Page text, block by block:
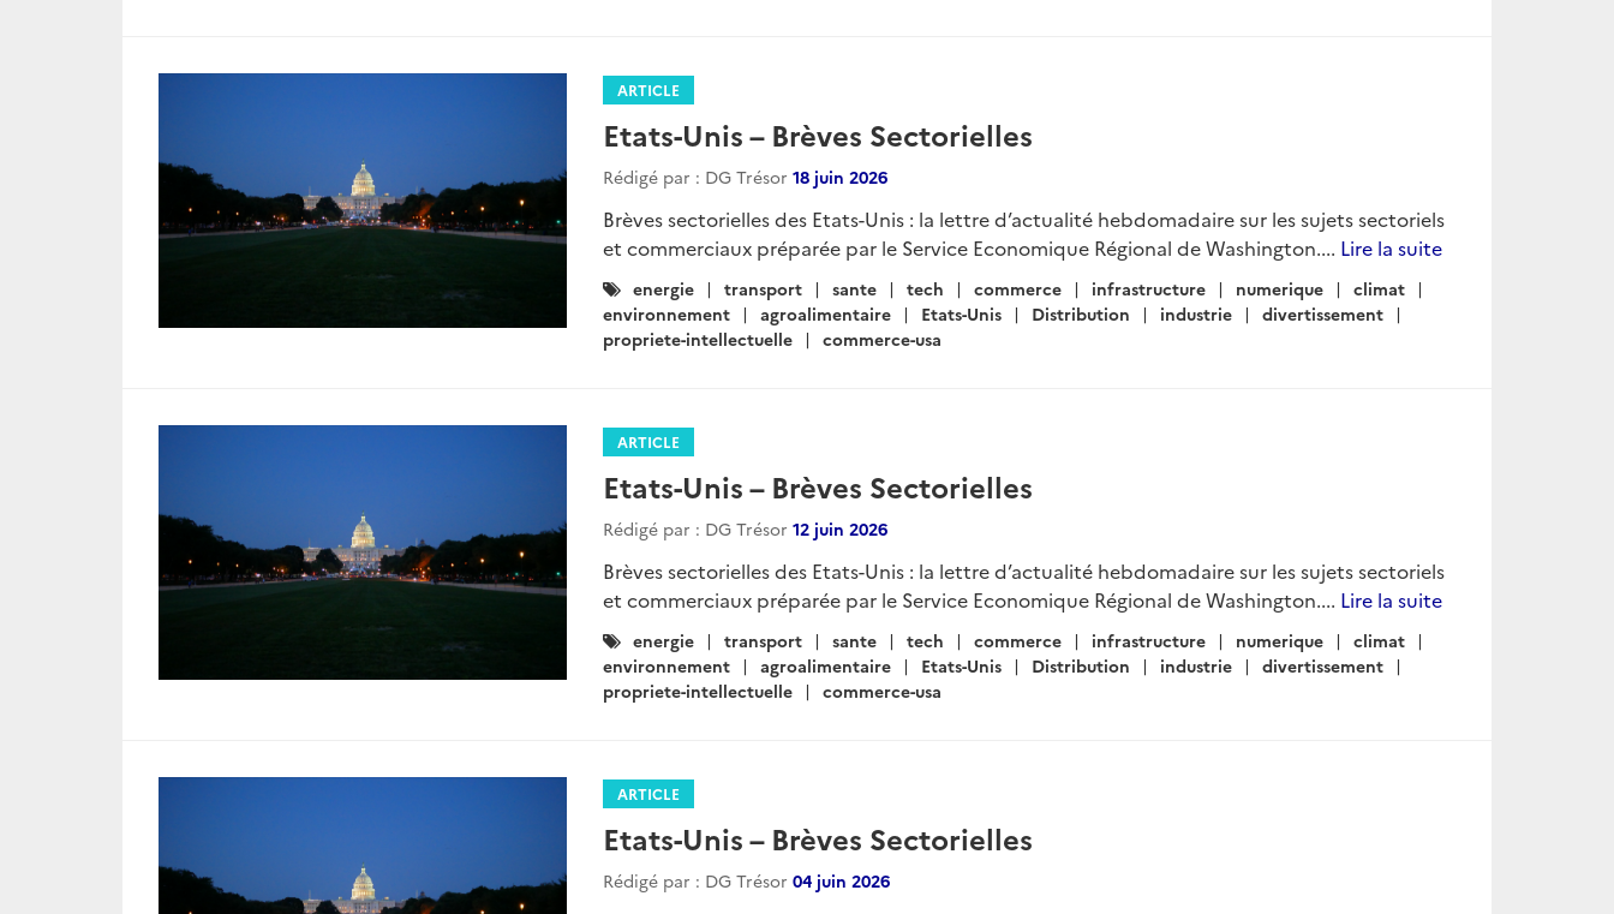
ARTICLE
Etats-Unis – Brèves Sectorielles
Rédigé par : DG Trésor 18 juin 2026
Brèves sectorielles des Etats-Unis : la lettre d’actualité hebdomadaire sur les sujets sectoriels
et commerciaux préparée par le Service Economique Régional de Washington.... Lire la suite
Catégories
:
energie transport sante tech commerce infrastructure numerique
climat
environnement
agroalimentaire Etats-Unis Distribution industrie
divertissement
propriete-intellectuelle
commerce-usa
ARTICLE
Etats-Unis – Brèves Sectorielles
Rédigé par : DG Trésor 12 juin 2026
Brèves sectorielles des Etats-Unis : la lettre d’actualité hebdomadaire sur les sujets sectoriels
et commerciaux préparée par le Service Economique Régional de Washington.... Lire la suite
Catégories
:
energie transport sante tech commerce infrastructure numerique
climat
environnement
agroalimentaire Etats-Unis Distribution industrie
divertissement
propriete-intellectuelle
commerce-usa
ARTICLE
Etats-Unis – Brèves Sectorielles
Rédigé par : DG Trésor 04 juin 2026